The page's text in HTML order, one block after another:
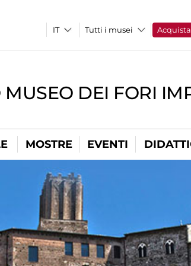
Tutti i musei Acquista
DEI FORI
MOSTRE EVENTI